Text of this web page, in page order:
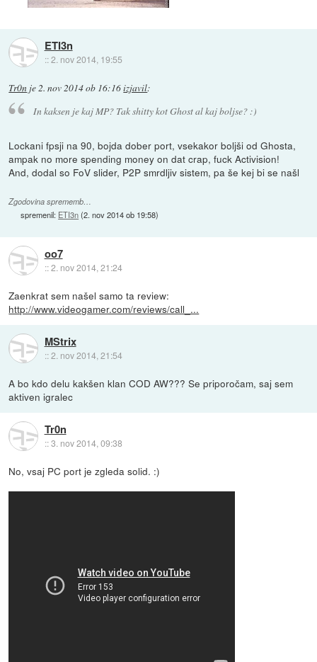
ETI3n
::2. nov 2014, 19:55
Tr0n je2. nov 2014 ob 16:16izjavil:
In kaksen je kaj MP? Tak shitty kot Ghost al kaj boljse? :)
Lockani fpsji na 90, bojda dober port, vsekakor boljši od Ghosta,
ampak no more spending money on dat crap, fuck Activision!
And, dodal so FoV slider, P2P smrdljiv sistem, pa še kej bi se našl
Zgodovina sprememb…
spremenil: ETI3n(2. nov 2014 ob 19:58)
oo7
::2. nov 2014, 21:24
Zaenkrat sem našel samo ta review:
http://www.videogamer.com/reviews/call_...
MStrix
::2. nov 2014, 21:54
A bo kdo delu kakšen klan COD AW??? Se priporočam, saj sem
aktiven igralec
Tr0n
::3. nov 2014, 09:38
No, vsaj PC port je zgleda solid. :)